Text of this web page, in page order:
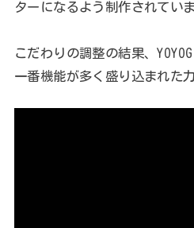
ターになるよう制作されていま
こだわりの調整の結果、
一番機能が多く盛り込まれた